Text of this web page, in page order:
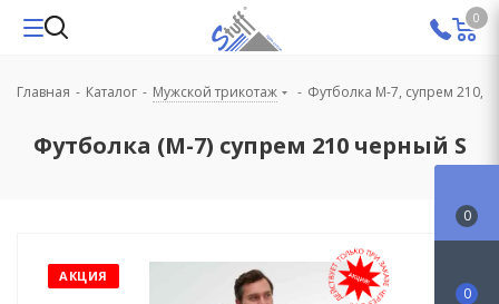
0
Футболка (М-7) супрем 210 черный S
Главная - Каталог - Мужской трикотаж - Футболка М-7, супрем 210,
АКЦИЯ
0
0